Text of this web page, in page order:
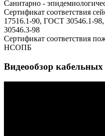
Санитарно -
Сертификат соответствия
17516.1-90, ГОСТ 30546.1-
30546.3-98
Сертификат соответствия
НСОПБ
Видеообзор